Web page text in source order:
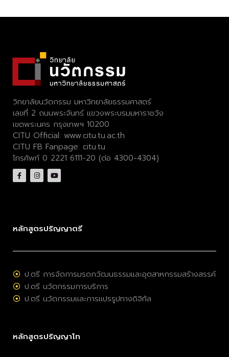
วิทยาลัยนวัตกรรม มหาวิทยาลัยธรรมศาสตร์
เลขที่ 2 ถนนพระจันทร์ แขวงพระบรมมหาราชวัง
เขตพระนคร กรุงเทพฯ 10200
CITU Official: www.citu.tu.ac.th
CITU FB Fanpage: citu.tu
โทรศัพท์ 0 2221 6111-20 (ต่อ 4300-4304)
หลักสูตรปริญญาตรี
ป.ตรี การจัดการมรดกวัฒนธรรมและอุตสาหกรรมสร้างสรรค์
ป.ตรี นวัตกรรมการบริการ
ป.ตรี นวัตกรรมและการแปรรูปทางดิจิทัล
หลักสูตรปริญญาโท